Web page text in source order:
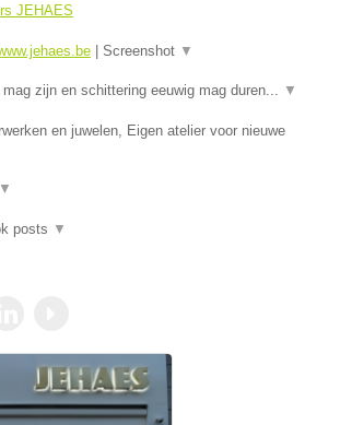
JEHAES
| Screenshot ▼
zijn en schittering eeuwig mag duren... ▼
en juwelen, Eigen atelier voor nieuwe
▼
posts ▼